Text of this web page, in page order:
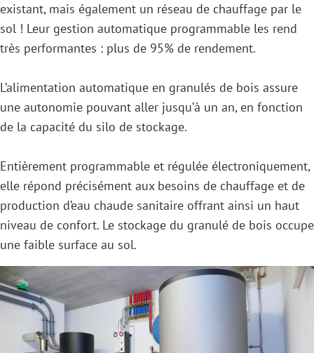
existant, mais également un réseau de chauffage par le
sol ! Leur gestion automatique programmable les rend
très performantes : plus de 95% de rendement.
L’alimentation automatique en granulés de bois assure
une autonomie pouvant aller jusqu’à un an, en fonction
de la capacité du silo de stockage.
Entièrement programmable et régulée électroniquement,
elle répond précisément aux besoins de chauffage et de
production d’eau chaude sanitaire offrant ainsi un haut
niveau de confort. Le stockage du granulé de bois occupe
une faible surface au sol.
m